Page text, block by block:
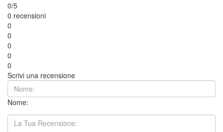
0/5
0 recensioni
0
0
0
0
0
Scrivi una recensione
Nome: